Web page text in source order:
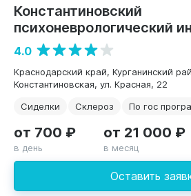
Константиновский
психоневрологический
4.0
Краснодарский край, Курганинский
Константиновская, ул. Красная, 22
Сиделки
Склероз По гос
Оставить
от 700 ₽
в день
от 21 000 ₽
в месяц